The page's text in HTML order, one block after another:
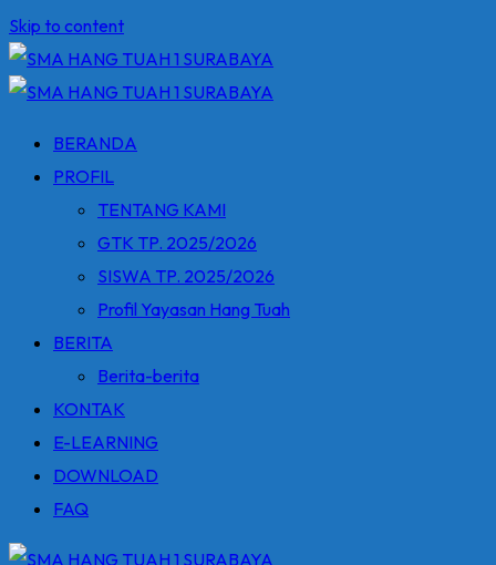
Skip to content
BERANDA
PROFIL
TENTANG KAMI
GTK TP. 2025/2026
SISWA TP. 2025/2026
Profil Yayasan Hang Tuah
BERITA
Berita-berita
KONTAK
E-LEARNING
DOWNLOAD
FAQ